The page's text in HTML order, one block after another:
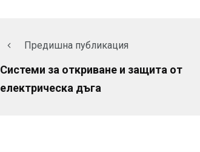
Предишна публикация
Системи за откриване и защита от
електрическа дъга